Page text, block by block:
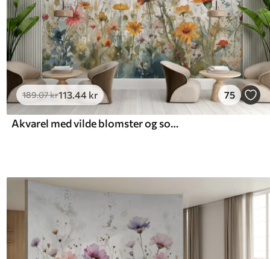
189.07kr113.44 kr 75
Akvarel med vilde blomster og sommerfugle